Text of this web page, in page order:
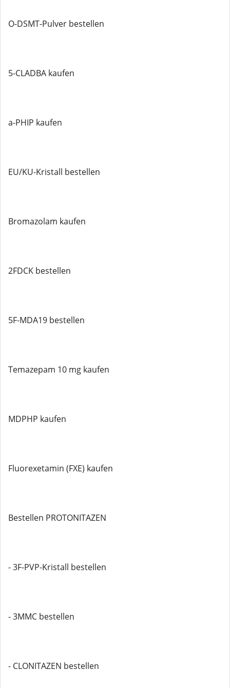
O-DSMT-Pulver bestellen
5-CLADBA kaufen
a-PHIP kaufen
EU/KU-Kristall bestellen
Bromazolam kaufen
2FDCK bestellen
5F-MDA19 bestellen
Temazepam 10 mg kaufen
MDPHP kaufen
Fluorexetamin (FXE) kaufen
Bestellen PROTONITAZEN
- 3F-PVP-Kristall bestellen
- 3MMC bestellen
- CLONITAZEN bestellen